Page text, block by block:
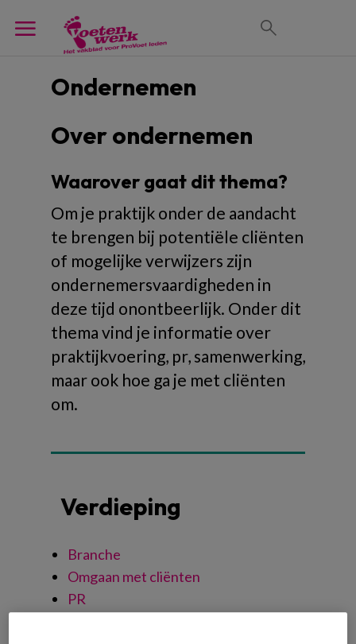
Ondernemen
Over ondernemen
Waarover gaat dit thema?
Om je praktijk onder de aandacht
te brengen bij potentiële cliënten
of mogelijke verwijzers zijn
ondernemersvaardigheden in
deze tijd onontbeerlijk. Onder dit
thema vind je informatie over
praktijkvoering, pr, samenwerking,
maar ook hoe ga je met cliënten
om.
Verdieping
Branche
Omgaan met cliënten
PR